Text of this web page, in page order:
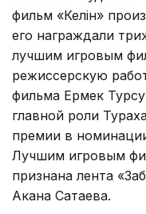
фильм «Келiн»
его награждали
лучшим игровым
режиссерскую
фильма Ермек
главной роли
премии в
Лучшим игровым
признана лента
Акана Сатаева.